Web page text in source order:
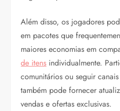
Além disso, os jogadores
em pacotes que
maiores economias em
de itens individualmente.
comunitários ou seguir
também pode fornecer
vendas e ofertas exclusivas.